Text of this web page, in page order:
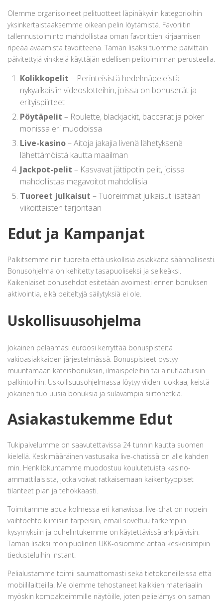
Olemme organisoineet pelituotteet läpinäkyviin kategorioihin
yksinkertaistaaksemme oikean pelin löytämistä. Favoriitin
tallennustoiminto mahdollistaa oman favorittien kirjaamisen
ripeää avaamista tavoitteena. Tämän lisäksi tuomme päivittäin
päivitettyjä vinkkejä käyttäjän edellisen pelitoiminnan perusteella.
Kolikkopelit – Perinteisistä hedelmäpeleistä
nykyaikaisiin videoslotteihin, joissa on bonuserät ja
erityispiirteet
Pöytäpelit – Roulette, blackjackit, baccarat ja poker
monissa eri muodoissa
Live-kasino– Aitoja jakajia livenä lähetyksenä
lähettämöistä kautta maailman
Jackpot-pelit – Kasvavat jättipotin pelit, joissa
mahdollistaa megavoitot mahdollisia
Tuoreet julkaisut – Tuoreimmat julkaisut lisätään
viikoittaisten tarjontaan
Edut ja Kampanjat
Palkitsemme niin tuoreita että uskollisia asiakkaita säännöllisesti.
Bonusohjelma on kehitetty tasapuoliseksi ja selkeäksi.
Kaikenlaiset bonusehdot esitetään avoimesti ennen bonuksen
aktivointia, eikä peiteltyjä säilytyksiä ei ole.
Uskollisuusohjelma
Jokainen pelaamasi euroosi kerryttää bonuspisteitä
vakioasiakkaiden järjestelmässä. Bonuspisteet pystyy
muuntamaan käteisbonuksiin, ilmaispeleihin tai ainutlaatuisiin
palkintoihin. Uskollisuusohjelmassa löytyy viiden luokkaa, keistä
jokainen tuo uusia bonuksia ja sulavampia siirtohetkiä.
Asiakastukemme Edut
Tukipalvelumme on saavutettavissa 24 tunnin kautta suomen
kielellä. Keskimääräinen vastusaika live-chatissä on alle kahden
min. Henkilökuntamme muodostuu koulutetuista kasino-
ammattilaisista, jotka voivat ratkaisemaan kaikentyyppiset
tilanteet pian ja tehokkaasti.
Toimitamme apua kolmessa eri kanavissa: live-chat on nopein
vaihtoehto kiireisiin tarpeisiin, email soveltuu tarkempiin
kysymyksiin ja puhelintukemme on käytettävissä arkipäivisin.
Tämän lisäksi monipuolinen UKK-osiomme antaa keskeisimpiin
tiedusteluihin instant.
Pelialustamme toimii saumattomasti sekä tietokoneilleissa että
mobiililaitteilla. Me olemme tehostaneet kaikkien materiaalin
myöskin kompakteimmille näytöille, joten pelielämys on saman